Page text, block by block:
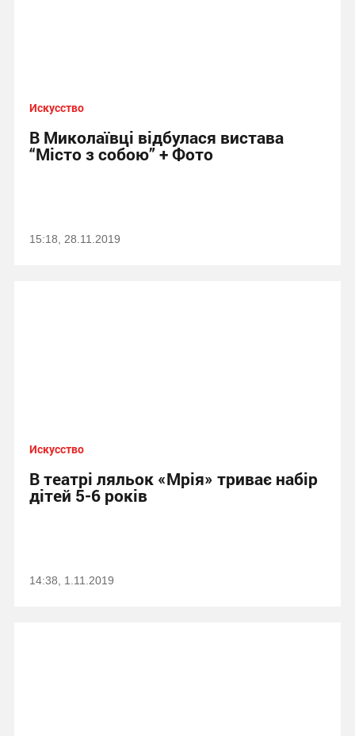
Искусство
В Миколаївці відбулася вистава
“Місто з собою” + Фото
15:18, 28.11.2019
Искусство
В театрі ляльок «Мрія» триває набір
дітей 5-6 років
14:38, 1.11.2019